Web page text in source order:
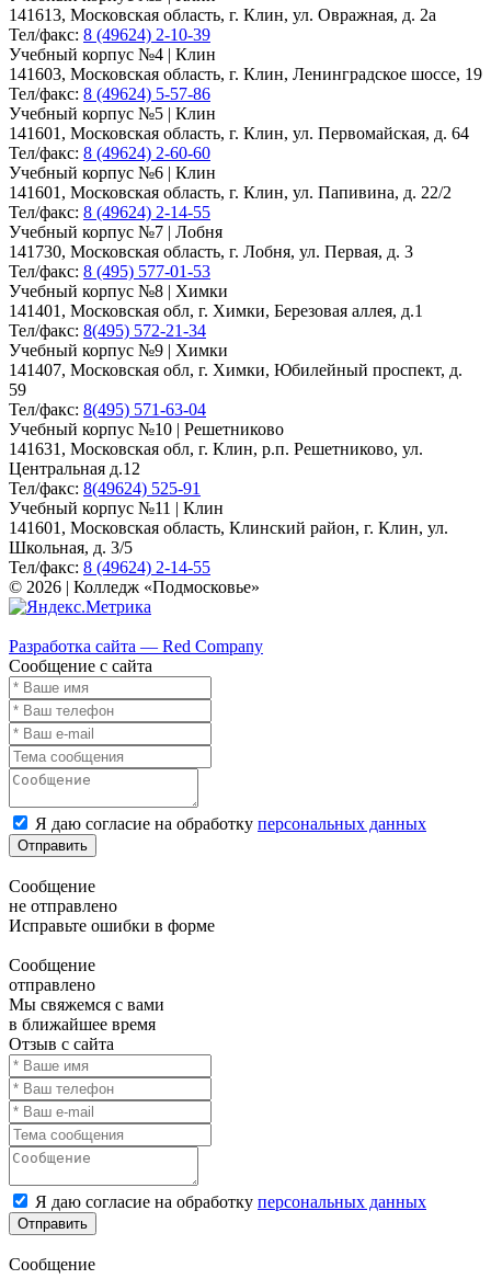
141613, Московская область, г. Клин, ул. Овражная, д. 2а
Тел/факс: 8 (49624) 2-10-39
Учебный корпус №4 | Клин
141603, Московская область, г. Клин, Ленинградское шоссе, 19
Тел/факс: 8 (49624) 5-57-86
Учебный корпус №5 | Клин
141601, Московская область, г. Клин, ул. Первомайская, д. 64
Тел/факс: 8 (49624) 2-60-60
Учебный корпус №6 | Клин
141601, Московская область, г. Клин, ул. Папивина, д. 22/2
Тел/факс: 8 (49624) 2-14-55
Учебный корпус №7 | Лобня
141730, Московская область, г. Лобня, ул. Первая, д. 3
Тел/факс: 8 (495) 577-01-53
Учебный корпус №8 | Химки
141401, Московская обл, г. Химки, Березовая аллея, д.1
Тел/факс: 8(495) 572-21-34
Учебный корпус №9 | Химки
141407, Московская обл, г. Химки, Юбилейный проспект, д.
59
Тел/факс: 8(495) 571-63-04
Учебный корпус №10 | Решетниково
141631, Московская обл, г. Клин, р.п. Решетниково, ул.
Центральная д.12
Тел/факс: 8(49624) 525-91
Учебный корпус №11 | Клин
141601, Московская область, Клинский район, г. Клин, ул.
Школьная, д. 3/5
Тел/факс: 8 (49624) 2-14-55
© 2026 | Колледж «Подмосковье»
Разработка сайта — Red Company
Сообщение с сайта
Я даю согласие на обработку персональных данных
Отправить
Сообщение
не отправлено
Исправьте ошибки в форме
Сообщение
отправлено
Мы свяжемся с вами
в ближайшее время
Отзыв с сайта
Я даю согласие на обработку персональных данных
Отправить
Сообщение